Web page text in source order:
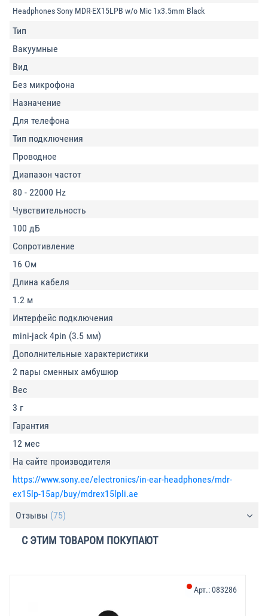
Headphones Sony MDR-EX15LPB w/o Mic 1x3.5mm Black
Тип
Вакуумные
Вид
Без микрофона
Назначение
Для телефона
Тип подключения
Проводное
Диапазон частот
80 - 22000 Hz
Чувствительность
100 дБ
Сопротивление
16 Ом
Длина кабеля
1.2 м
Интерфейс подключения
mini-jack 4pin (3.5 мм)
Дополнительные характеристики
2 пары сменных амбушюр
Вес
3 г
Гарантия
12 мес
На сайте производителя
https://www.sony.ee/electronics/in-ear-headphones/mdr-
ex15lp-15ap/buy/mdrex15lpli.ae
Отзывы (75)
С ЭТИМ ТОВАРОМ ПОКУПАЮТ
Арт.:083286